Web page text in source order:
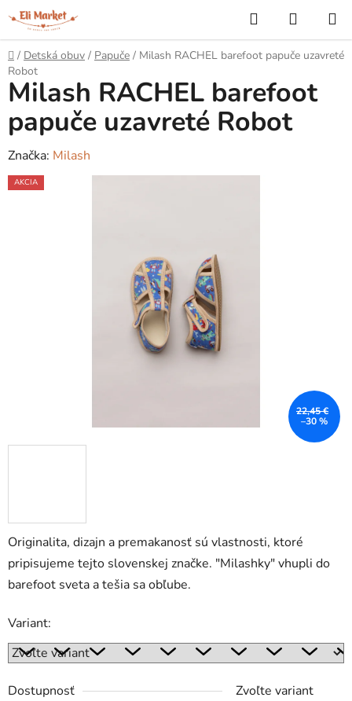
Prejsť
na
obsah
Hľadať
KOŠÍK
Domov
/ Detská obuv / Papuče / Milash RACHEL barefoot papuče uzavreté
Robot
Originalita, dizajn a premakanosť sú vlastnosti, ktoré
pripisujeme tejto slovenskej značke. "Milashky" vhupli do
barefoot sveta a tešia sa obľube.
Variant:
Dostupnosť Zvoľte variant
Milash RACHEL barefoot
papuče uzavreté Robot
Značka: Milash
AKCIA
22,45 €
–30 %